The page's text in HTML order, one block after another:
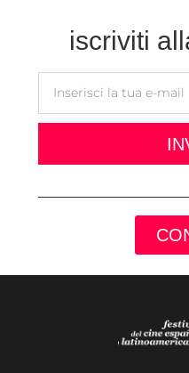
iscriviti